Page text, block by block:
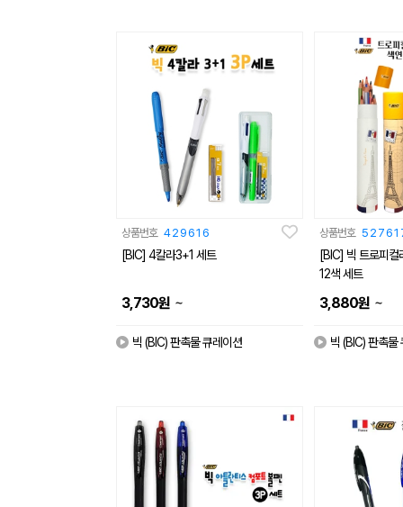
상품번호 429616
[BIC] 4칼라3+1 세트
3,730원 ~
빅 (BIC) 판촉물 큐레이션
상품번호
[BIC] 빅 트로피컬
12색 세트
3,880원 ~
빅 (BIC) 판촉물